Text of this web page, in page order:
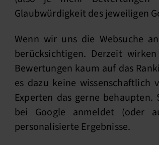
Glaubwürdigkeit des jeweiligen
Wenn wir uns die Websuche
berücksichtigen. Derzeit
Bewertungen kaum auf das
es dazu keine wissenschaftlich
Experten das gerne
bei Google anmeldet (oder
personalisierte Ergebnisse.